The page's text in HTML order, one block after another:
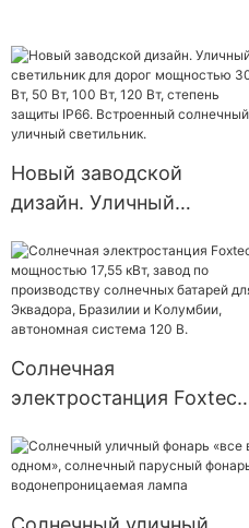
Новый заводской
дизайн. Уличный
мощностью 30 Вт, 50
100 Вт, 120 Вт, степень
защиты IP66.
уличный светильник.
Солнечная
электростанция Foxtech
завод по производству
солнечных батарей для
Эквадора, Бразилии и